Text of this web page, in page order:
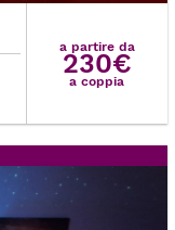
a partire da
230€
a coppia